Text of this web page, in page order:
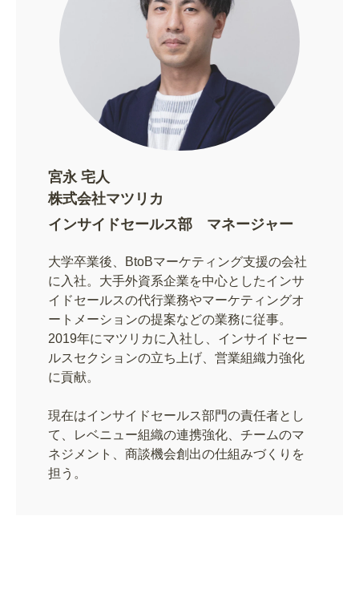
宮永 宅人
株式会社マツリカ
インサイドセールス部 マネージャー
大学卒業後、BtoBマーケティング支援の会社
に入社。大手外資系企業を中心としたインサ
イドセールスの代行業務やマーケティングオ
ートメーションの提案などの業務に従事。
2019年にマツリカに入社し、インサイドセー
ルスセクションの立ち上げ、営業組織力強化
に貢献。
現在はインサイドセールス部門の責任者とし
て、レベニュー組織の連携強化、チームのマ
ネジメント、商談機会創出の仕組みづくりを
担う。